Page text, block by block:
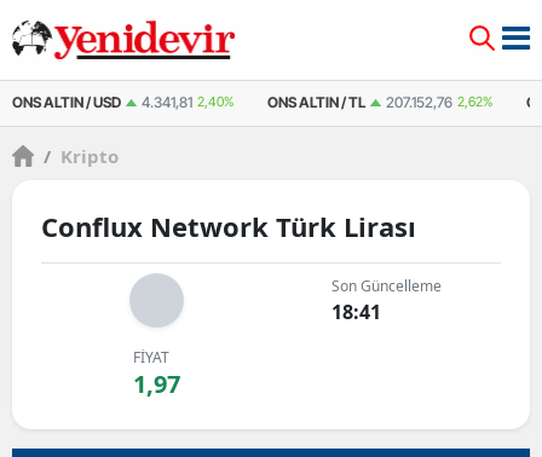
ONS ALTIN / USD 4.341,81 2,40% ONS ALTIN / TL 207.152,76 2,62%
/ Kripto
Conflux Network Türk Lirası
Son Güncelleme
18:41
FİYAT
1,97